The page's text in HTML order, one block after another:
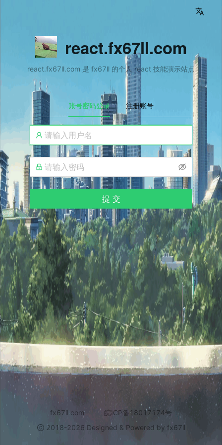
react.fx67ll.com
react.fx67ll.com 是 fx67ll 的个人 react 技能演示站点
账号密码登录 注册账号
提 交
fx67ll.com
皖ICP备18017174号
2018-2026 Designed & Powered by fx67ll